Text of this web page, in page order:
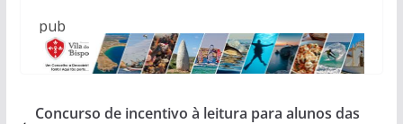
pub
Concurso de incentivo à leitura para alunos das